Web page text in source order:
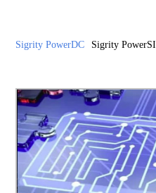
Sigrity PowerDC Sigrity PowerSI